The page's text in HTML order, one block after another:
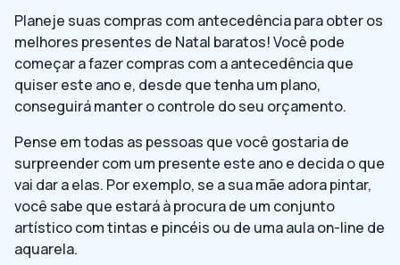
Planeje suas compras com antecedência para obter os
melhores presentes de Natal baratos! Você pode
começar a fazer compras com a antecedência que
quiser este ano e, desde que tenha um plano,
conseguirá manter o controle do seu orçamento.
Pense em todas as pessoas que você gostaria de
surpreender com um presente este ano e decida o que
vai dar a elas. Por exemplo, se a sua mãe adora pintar,
você sabe que estará à procura de um conjunto
artístico com tintas e pincéis ou de uma aula on-line de
aquarela.